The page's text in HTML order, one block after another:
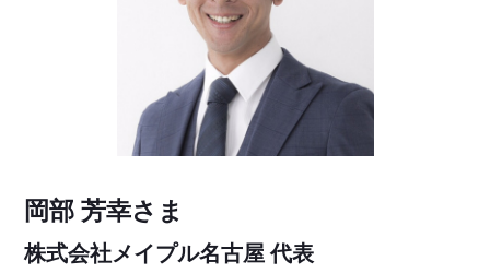
岡部 芳幸さま
株式会社メイプル名古屋 代表